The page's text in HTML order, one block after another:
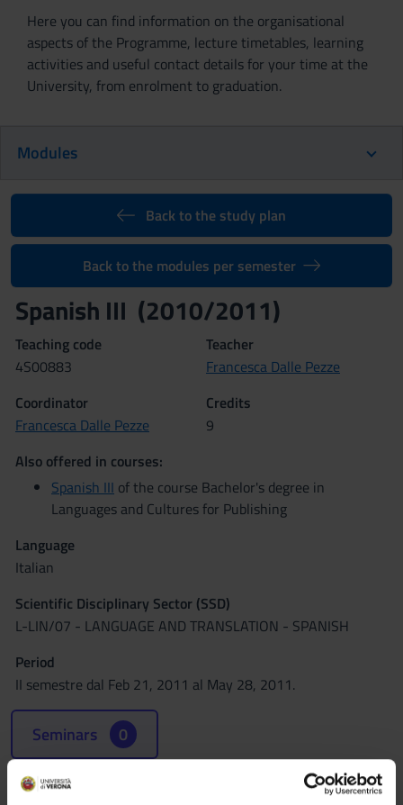
Here you can find information on the organisational
aspects of the Programme, lecture timetables, learning
activities and useful contact details for your time at the
University, from enrolment to graduation.
Modules
Back to the study plan
Back to the modules per semester
Spanish III (2010/2011)
Teaching code
4S00883
Teacher
Francesca Dalle Pezze
Coordinator
Francesca Dalle Pezze
Credits
9
Also offered in courses:
Spanish III of the course Bachelor's degree in
Languages and Cultures for Publishing
Language
Italian
Scientific Disciplinary Sector (SSD)
L-LIN/07 - LANGUAGE AND TRANSLATION - SPANISH
Period
II semestre dal Feb 21, 2011 al May 28, 2011.
Seminars 0
Learning outcomes